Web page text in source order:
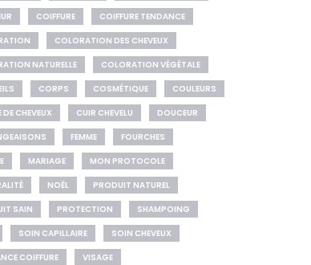
COIFFURE
COIFFURE TENDANCE
COLORATION DES CHEVEUX
NATURELLE
COLORATION VÉGÉTALE
CORPS COSMÉTIQUE
COULEURS
DE CHEVEUX
CUIR CHEVELU
DOUCEUR
FEMME
FOURCHES
MARIAGE
MON PROTOCOLE
NOËL
PRODUIT NATUREL
SAIN
PROTECTION
SHAMPOING
SOIN CAPILLAIRE
SOIN CHEVEUX
COIFFURE
VISAGE